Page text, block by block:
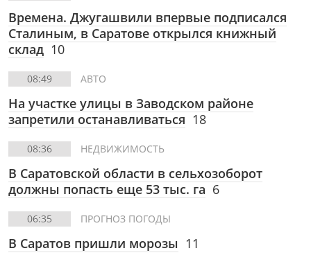
Времена. Джугашвили впервые подписался
Сталиным, в Саратове открылся книжный
склад 10
08:49 АВТО
На участке улицы в Заводском районе
запретили останавливаться 18
08:36 НЕДВИЖИМОСТЬ
В Саратовской области в сельхозоборот
должны попасть еще 53 тыс. га 6
06:35 ПРОГНОЗ ПОГОДЫ
В Саратов пришли морозы 11